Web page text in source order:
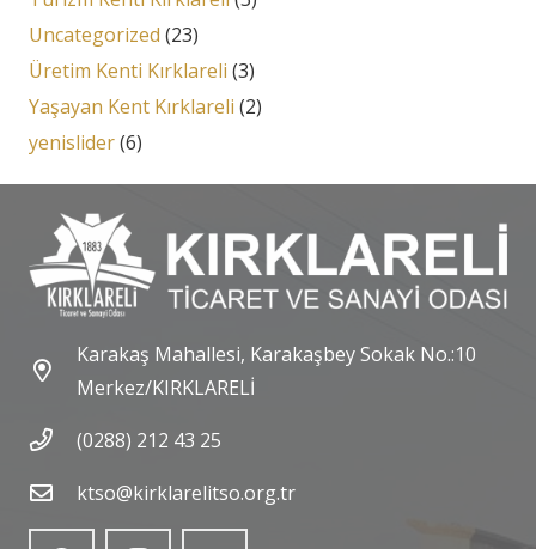
Uncategorized (23)
Üretim Kenti Kırklareli (3)
Yaşayan Kent Kırklareli (2)
yenislider(6)
Karakaş Mahallesi, Karakaşbey Sokak No.:10
Merkez/KIRKLARELİ
(0288) 212 43 25
ktso@kirklarelitso.org.tr